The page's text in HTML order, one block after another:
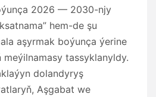
2026 — 2030-njy
hem-de şu
aşyrmak boýunça ýerine
tassyklanyldy.
dolandyryş
Aşgabat we